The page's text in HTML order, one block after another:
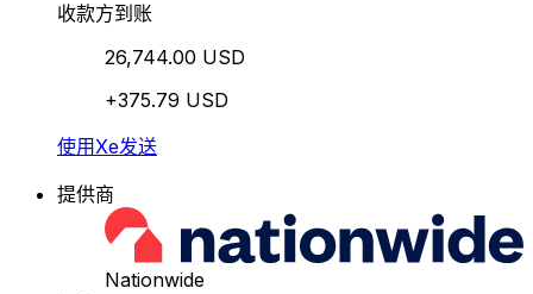
收款方到账
26,744.00 USD
+375.79 USD
使用Xe发送
提供商
Nationwide